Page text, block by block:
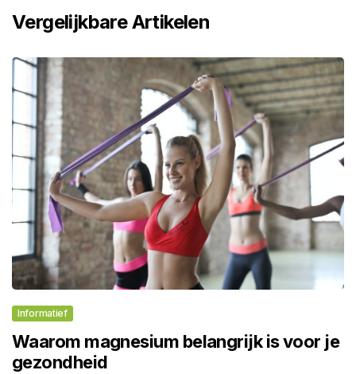
Vergelijkbare Artikelen
Informatief
Waarom magnesium belangrijk is voor je
gezondheid